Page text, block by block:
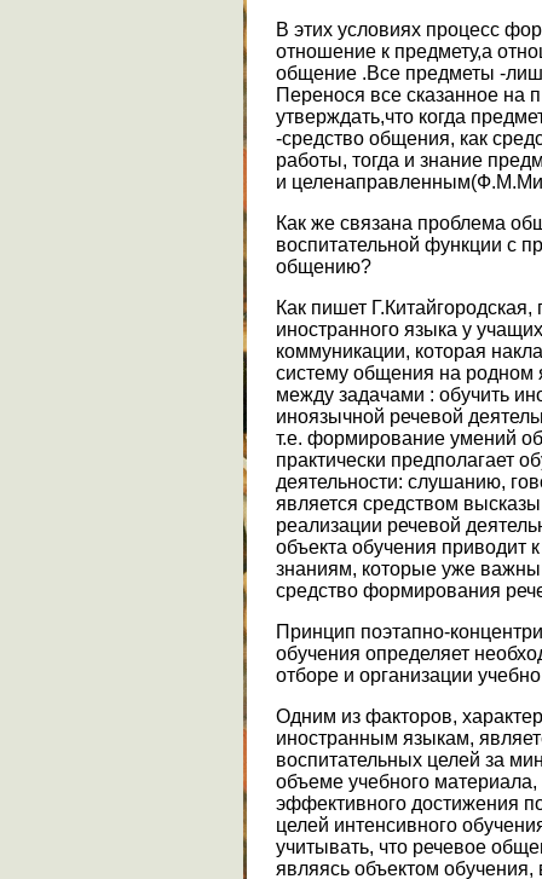
В этих условиях процесс
отношение к предмету,а
общение .Все предметы -
Перенося все сказанное на
утверждать,что когда
-средство общения, как
работы, тогда и знание
и
Как же связана проблема
воспитательной функции с
общению?
Как пишет Г.Китайгородская,
иностранного языка у
коммуникации, которая
систему общения на родном
между задачами : обучить
иноязычной речевой
т.е. формирование умений
практически предполагает
деятельности: слушанию,
является средством
реализации речевой
объекта обучения
знаниям, которые уже
средство формирования
Принцип поэтапно-
обучения определяет
отборе и организации
Одним из факторов,
иностранным языкам,
воспитательных целей за
объеме учебного материала,
эффективного достижения
целей интенсивного
учитывать, что речевое
являясь объектом обучения,